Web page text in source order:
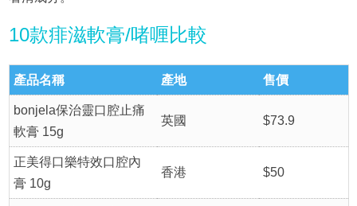
10款痱滋軟膏/啫喱比較
產品名稱 產地 售價
bonjela保治靈口腔止痛
軟膏 15g
英國 $73.9
正美得口樂特效口腔內
膏 10g
香港 $50